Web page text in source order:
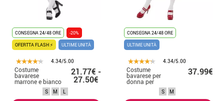
CONSEGNA 24/48 ORE
-20%
OFERTTA FLASH ⚡
ULTIME UNITÀ
4.34/5.00
Costume
bavarese
marrone e bianco
per una donna
21.77€ -
27.50€
S M L
CONSEGNA 24/48 ORE
ULTIME UNITÀ
4.34/5.00
Costume
bavarese per
donna per
l' oktoberfest
37.99€
S M